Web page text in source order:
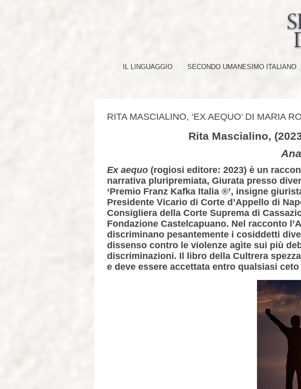
IL LINGUAGGIO SECONDO UMANESIMO ITALIANO
RITA MASCIALINO, ‘EX AEQUO’ DI MARIA
Rita Mascialino,
Ex aequo (rogiosi editore: 2023) è un
narrativa pluripremiata, Giurata presso
‘Premio Franz Kafka Italia ®’, insigne
Presidente Vicario di Corte d’Appello di
Consigliera della Corte Suprema di
Fondazione Castelcapuano. Nel racconto
discriminano pesantemente i cosiddetti
dissenso contro le violenze agìte sui più
discriminazioni. Il libro della Cultrera
e deve essere accettata entro qualsiasi